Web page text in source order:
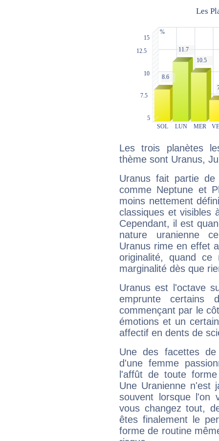
Les trois planètes
thème sont Uranus,
Uranus fait partie
comme Neptune et
moins nettement
classiques et visibles
Cependant, il est
nature uranienne
Uranus rime en effet
originalité, quand ce
marginalité dès que
Uranus est l'octave
emprunte
commençant par le
émotions et un
affectif en dents de
Une des facettes
d'une femme
l'affût de toute
Une Uranienne n'est
souvent lorsque l'on
vous changez tout,
êtes finalement le
forme de routine